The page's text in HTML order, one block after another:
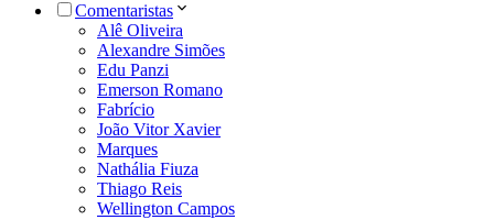
Comentaristas
Alê Oliveira
Alexandre Simões
Edu Panzi
Emerson Romano
Fabrício
João Vitor Xavier
Marques
Nathália Fiuza
Thiago Reis
Wellington Campos